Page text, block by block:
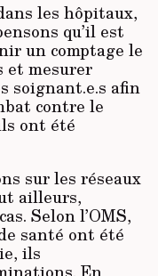
les hôpitaux,
qu’il est
un comptage le
et mesurer
soignant.e.s afin
contre le
ont été
sur les réseaux
ailleurs,
Selon l’OMS,
santé ont été
ils